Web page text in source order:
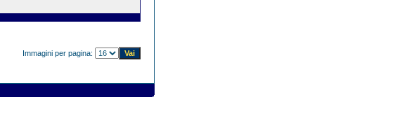
Immagini per pagina: